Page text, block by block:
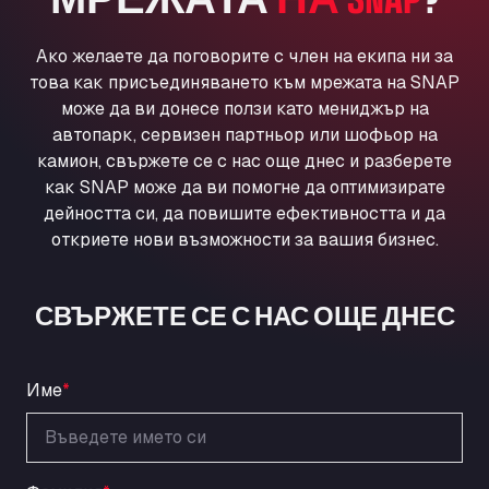
Ul. Torunska 147, 85884
Aqua Ariva GmbH
Marie-Curie-Straße 24, 68219
Aral Autohof Bockel
An der Autobahn 1, 27404
ARAL Autohof Bockenem
Oppelner Str. 1, 31167
ARAL Autohof Merklingen
Nellinger Str. 24, 89188
Schellweilerstraße 1, 66871
ARAL Tankstelle - XXL Truckwash.de
Obernburger Str. 127, 63811
Ardleigh South Services
a120 westbound, CO77SL
Area 47 Hermanos Rico
Ако желаете да поговорите с член на екипа ни за
това как присъединяването към мрежата на SNAP
може да ви донесе ползи като мениджър на
автопарк, сервизен партньор или шофьор на
камион, свържете се с нас още днес и разберете
как SNAP може да ви помогне да оптимизирате
дейността си, да повишите ефективността и да
откриете нови възможности за вашия бизнес.
СВЪРЖЕТЕ СЕ С НАС ОЩЕ ДНЕС
Име*